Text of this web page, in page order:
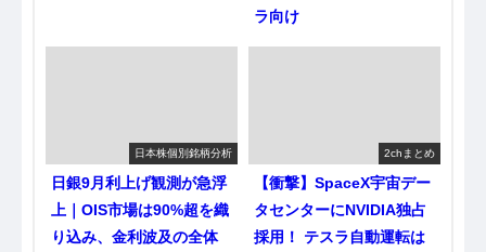
ラ向け
日本株個別銘柄分析
日銀9月利上げ観測が急浮
上｜OIS市場は90%超を織
り込み、金利波及の全体
2chまとめ
【衝撃】SpaceX宇宙デー
タセンターにNVIDIA独占
採用！ テスラ自動運転は